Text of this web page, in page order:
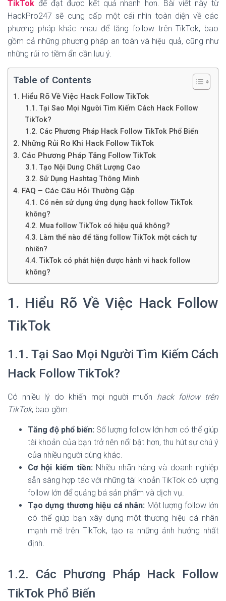
TikTok để đạt được kết quả nhanh hơn. Bài viết này từ
HackPro247 sẽ cung cấp một cái nhìn toàn diện về các
phương pháp khác nhau để tăng follow trên TikTok, bao
gồm cả những phương pháp an toàn và hiệu quả, cũng như
những rủi ro tiềm ẩn cần lưu ý.
Table of Contents
1. Hiểu Rõ Về Việc Hack Follow TikTok
1.1. Tại Sao Mọi Người Tìm Kiếm Cách Hack Follow
TikTok?
1.2. Các Phương Pháp Hack Follow TikTok Phổ Biến
2. Những Rủi Ro Khi Hack Follow TikTok
3. Các Phương Pháp Tăng Follow TikTok
3.1. Tạo Nội Dung Chất Lượng Cao
3.2. Sử Dụng Hashtag Thông Minh
4. FAQ – Các Câu Hỏi Thường Gặp
4.1. Có nên sử dụng ứng dụng hack follow TikTok
không?
4.2. Mua follow TikTok có hiệu quả không?
4.3. Làm thế nào để tăng follow TikTok một cách tự
nhiên?
4.4. TikTok có phát hiện được hành vi hack follow
không?
1. Hiểu Rõ Về Việc Hack Follow
TikTok
1.1. Tại Sao Mọi Người Tìm Kiếm Cách
Hack Follow TikTok?
Có nhiều lý do khiến mọi người muốn hack follow trên
TikTok, bao gồm:
Tăng độ phổ biến: Số lượng follow lớn hơn có thể giúp
tài khoản của bạn trở nên nổi bật hơn, thu hút sự chú ý
của nhiều người dùng khác.
Cơ hội kiếm tiền: Nhiều nhãn hàng và doanh nghiệp
sẵn sàng hợp tác với những tài khoản TikTok có lượng
follow lớn để quảng bá sản phẩm và dịch vụ.
Tạo dựng thương hiệu cá nhân: Một lượng follow lớn
có thể giúp bạn xây dựng một thương hiệu cá nhân
mạnh mẽ trên TikTok, tạo ra những ảnh hưởng nhất
định.
1.2. Các Phương Pháp Hack Follow
TikTok Phổ Biến